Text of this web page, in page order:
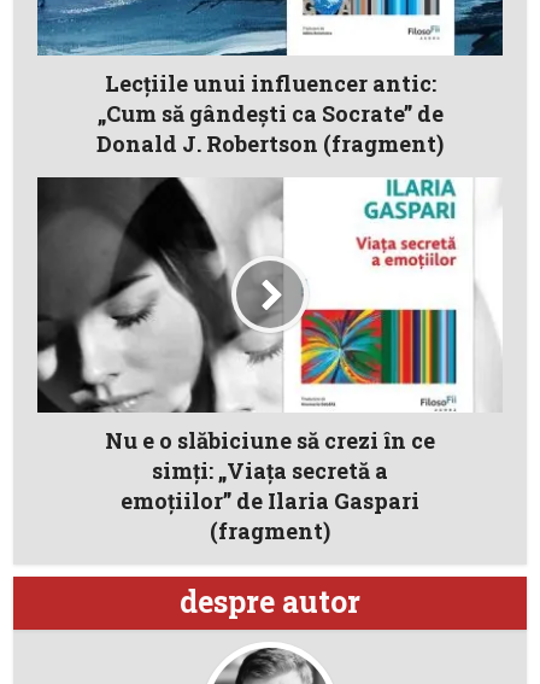
Lecțiile unui influencer antic:
„Cum să gândești ca Socrate” de
Donald J. Robertson (fragment)
Nu e o slăbiciune să crezi în ce
simți: „Viața secretă a
emoțiilor” de Ilaria Gaspari
(fragment)
despre autor